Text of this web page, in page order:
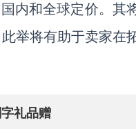
内和全球定价。其
举将有助于卖家在
礼品赠